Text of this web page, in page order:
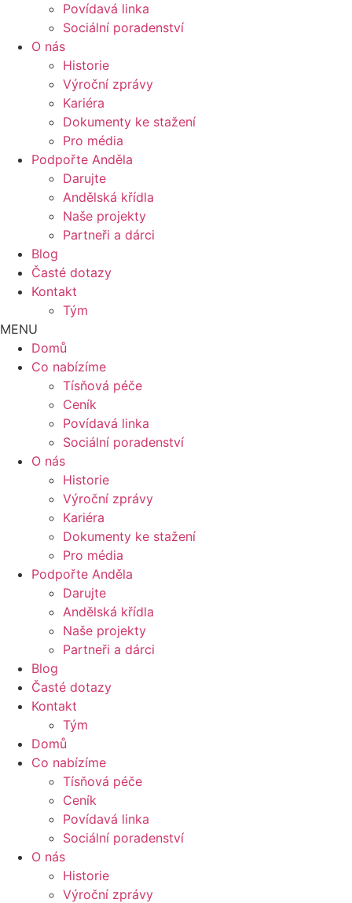
Povídavá linka
Sociální poradenství
O nás
Historie
Výroční zprávy
Kariéra
Dokumenty ke stažení
Pro média
Podpořte Anděla
Darujte
Andělská křídla
Naše projekty
Partneři a dárci
Blog
Časté dotazy
Kontakt
Tým
MENU
Domů
Co nabízíme
Tísňová péče
Ceník
Povídavá linka
Sociální poradenství
O nás
Historie
Výroční zprávy
Kariéra
Dokumenty ke stažení
Pro média
Podpořte Anděla
Darujte
Andělská křídla
Naše projekty
Partneři a dárci
Blog
Časté dotazy
Kontakt
Tým
Domů
Co nabízíme
Tísňová péče
Ceník
Povídavá linka
Sociální poradenství
O nás
Historie
Výroční zprávy